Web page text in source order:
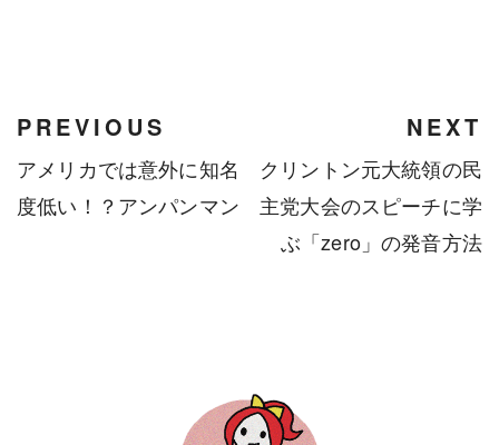
PREVIOUS
アメリカでは意外に知名
度低い！？アンパンマン
NEXT
クリントン元大統領の民
主党大会のスピーチに学
ぶ「zero」の発音方法